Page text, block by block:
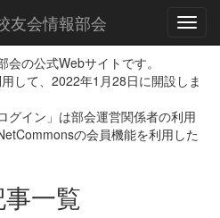
友会情報部会
の公式Webサイトです。
して、2022年1月28日に開設しま
グイン」は部会運営関係者の利用
の会員機能を利用した
一覧